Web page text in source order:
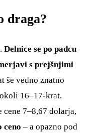
draga?
Delnice se po padcu
s prejšnjimi
še vedno znatno
16–17-krat.
7–8,67 dolarja,
ceno – a opazno pod